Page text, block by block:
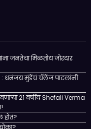
जनतेचा मिळतोय जोरदार
धनंजय मुंडेंचं चॅलेंज पाटलांनी
२१ वर्षीय Shefali Verma
होतं?